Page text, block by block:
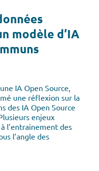
modèle d’IA
IA Open Source,
une réflexion sur la
des IA Open Source
Plusieurs enjeux
l’entrainement des
l’angle des